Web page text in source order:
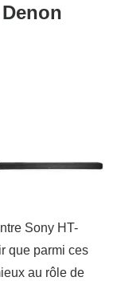
Sony HT-
que parmi ces
au rôle de